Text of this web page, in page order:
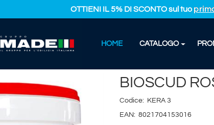
OTTIENI IL 5% DI SCONTO sul tuo
HOME CATALOGO
FERRAMENTA E COLORI BIOSCUD ROSSO 20 KG
BIOSCUD
Codice:
KERA 3
EAN: 8021704153016